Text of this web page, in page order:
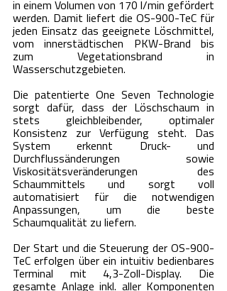
in einem Volumen von 170 l/min gefördert
werden. Damit liefert die OS-900-TeC für
jeden Einsatz das geeignete Löschmittel,
vom innerstädtischen PKW-Brand bis
zum Vegetationsbrand in
Wasserschutzgebieten.
Die patentierte One Seven Technologie
sorgt dafür, dass der Löschschaum in
stets gleichbleibender, optimaler
Konsistenz zur Verfügung steht. Das
System erkennt Druck- und
Durchflussänderungen sowie
Viskositätsveränderungen des
Schaummittels und sorgt voll
automatisiert für die notwendigen
Anpassungen, um die beste
Schaumqualität zu liefern.
Der Start und die Steuerung der OS-900-
TeC erfolgen über ein intuitiv bedienbares
Terminal mit 4,3-Zoll-Display. Die
gesamte Anlage inkl. aller Komponenten